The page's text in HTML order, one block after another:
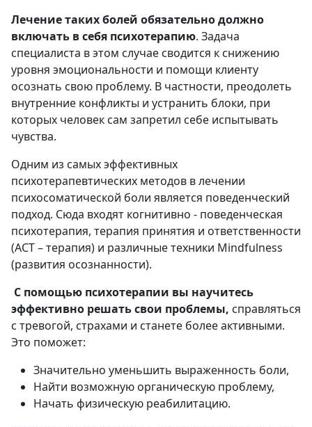
Лечение таких болей обязательно должно
включать в себя психотерапию. Задача
специалиста в этом случае сводится к снижению
уровня эмоциональности и помощи клиенту
осознать свою проблему. В частности, преодолеть
внутренние конфликты и устранить блоки, при
которых человек сам запретил себе испытывать
чувства.
Одним из самых эффективных
психотерапевтических методов в лечении
психосоматической боли является поведенческий
подход. Сюда входят когнитивно - поведенческая
психотерапия, терапия принятия и ответственности
(АСТ – терапия) и различные техники Mindfulness
(развития осознанности).
С помощью психотерапии вы научитесь
эффективно решать свои проблемы, справляться
с тревогой, страхами и станете более активными.
Это поможет:
Значительно уменьшить выраженность боли,
Найти возможную органическую проблему,
Начать физическую реабилитацию.